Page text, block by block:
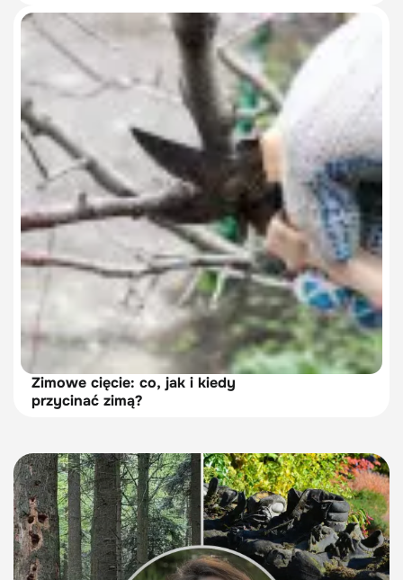
Zimowe cięcie: co, jak i kiedy
przycinać zimą?